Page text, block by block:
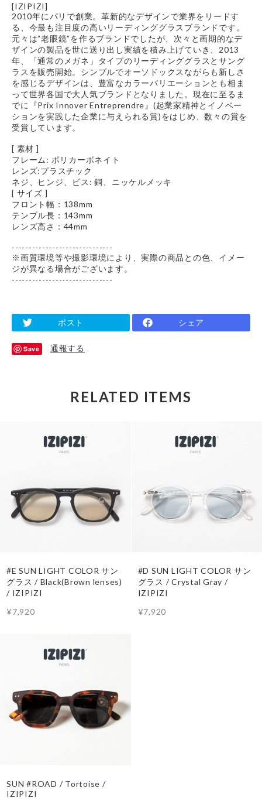
[IZIPIZI]
2010年にパリで創業。革新的なデザインで業界をリードす
る、今最も注目度の高いリーディンググラスブランドです。
元々は”老眼鏡”を作るブランドでしたが、次々と画期的なデ
ザインの製品を世に送り出し実績を積み上げていき、2013
年、「通常のメガネ」タイプのリーディンググラスとサング
ラスを販売開始。シンプルでオーソドックスながらも新しさ
を感じるデザインは、豊富なカラーバリエーションとも相ま
って世界各国で大人気ブランドとなりました。現在に至るま
でに『Prix Innover Entreprendre』(起業家精神とイノベー
ションを実践した企業に与えられる賞)をはじめ、数々の賞を
受賞しています。
[ 素材 ]
フレーム: ポリカーボネイト
レンズ:プラスチック
ネジ、ヒンジ、ビス: 銅、ニッケルメッキ
[ サイズ ]
フロント幅：138mm
テンプル長：143mm
レンズ高さ：44mm
------------------------------
※画質環境等や撮影環境により、実際の商品との色、イメー
ジが異なる場合がございます。
------------------------------
ポスト シェア
Save 通報する
RELATED ITEMS
#E SUN LIGHT COLOR サン
グラス / Black(Brown lenses)
/ IZIPIZI
¥7,920
#D SUN LIGHT COLOR サン
グラス / Crystal Gray /
IZIPIZI
¥7,920
SUN #ROAD / Tortoise /
IZIPIZI